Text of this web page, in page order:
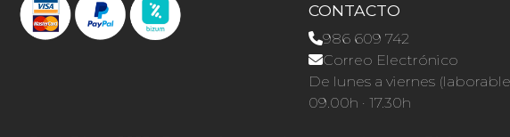
CONTACTO
986 609 742
Correo Electrónico
De lunes a viernes
09.00h · 17.30h